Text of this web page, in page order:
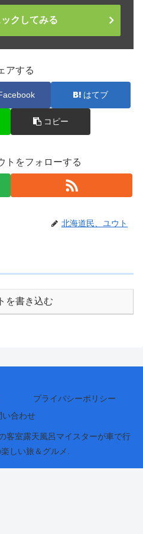
クしてみる
アする
はてブ
コピー
トをフォローする
北海道民、ユウト
を書き込む
プライバシーポリシー
い合わせ
客室露天風呂マイスターが車で行
しい旅＆グルメ.